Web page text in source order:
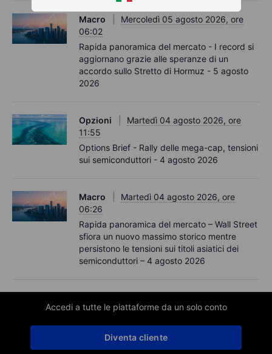
Macro
Mercoledì 05 agosto 2026, ore
06:02
Rapida panoramica del mercato - I record si
aggiornano grazie alle speranze di un
accordo sullo Stretto di Hormuz - 5 agosto
2026
Opzioni
Martedì 04 agosto 2026, ore
11:55
Options Brief - Rally delle mega-cap, tensioni
sui semiconduttori - 4 agosto 2026
Macro
Martedì 04 agosto 2026, ore
06:26
Rapida panoramica del mercato – Wall Street
sfiora un nuovo massimo storico mentre
persistono le tensioni sui titoli asiatici dei
semiconduttori – 4 agosto 2026
Accedi a tutte le piattaforme da un solo conto
Diventa cliente